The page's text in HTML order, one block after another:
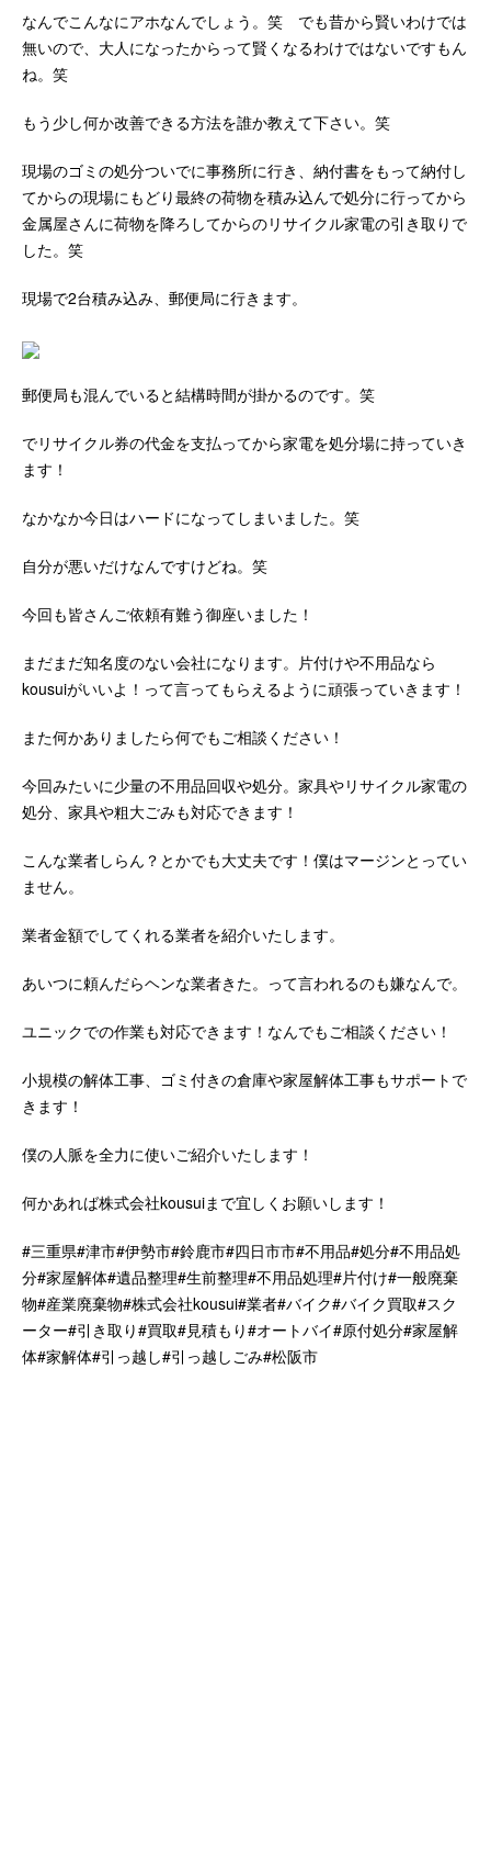
なんでこんなにアホなんでしょう。笑 でも昔から賢いわけでは
無いので、大人になったからって賢くなるわけではないですもん
ね。笑
もう少し何か改善できる方法を誰か教えて下さい。笑
現場のゴミの処分ついでに事務所に行き、納付書をもって納付し
てからの現場にもどり最終の荷物を積み込んで処分に行ってから
金属屋さんに荷物を降ろしてからのリサイクル家電の引き取りで
した。笑
現場で2台積み込み、郵便局に行きます。
郵便局も混んでいると結構時間が掛かるのです。笑
でリサイクル券の代金を支払ってから家電を処分場に持っていき
ます！
なかなか今日はハードになってしまいました。笑
自分が悪いだけなんですけどね。笑
今回も皆さんご依頼有難う御座いました！
まだまだ知名度のない会社になります。片付けや不用品なら
kousuiがいいよ！って言ってもらえるように頑張っていきます！
また何かありましたら何でもご相談ください！
今回みたいに少量の不用品回収や処分。家具やリサイクル家電の
処分、家具や粗大ごみも対応できます！
こんな業者しらん？とかでも大丈夫です！僕はマージンとってい
ません。
業者金額でしてくれる業者を紹介いたします。
あいつに頼んだらヘンな業者きた。って言われるのも嫌なんで。
ユニックでの作業も対応できます！なんでもご相談ください！
小規模の解体工事、ゴミ付きの倉庫や家屋解体工事もサポートで
きます！
僕の人脈を全力に使いご紹介いたします！
何かあれば株式会社kousuiまで宜しくお願いします！
#三重県#津市#伊勢市#鈴鹿市#四日市市#不用品#処分#不用品処
分#家屋解体#遺品整理#生前整理#不用品処理#片付け#一般廃棄
物#産業廃棄物#株式会社kousui#業者#バイク#バイク買取#スク
ーター#引き取り#買取#見積もり#オートバイ#原付処分#家屋解
体#家解体#引っ越し#引っ越しごみ#松阪市